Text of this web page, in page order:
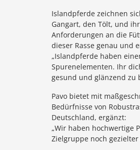
Islandpferde zeichnen
Gangart, den Tölt, und
Anforderungen an die
dieser Rasse genau und
„Islandpferde haben
Spurenelementen. Ihr
gesund und glänzend zu
Pavo bietet mit
Bedürfnisse von
Deutschland, ergänzt:
„Wir haben hochwertige
Zielgruppe noch